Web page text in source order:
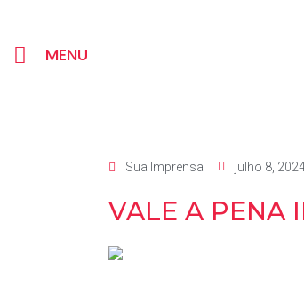
MENU
Sua Imprensa julho 8,
VALE A PENA